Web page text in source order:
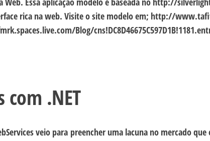
rica na web. Visite o site modelo em; http://
Blog/
com .NET
veio para preencher uma lacuna no mercado